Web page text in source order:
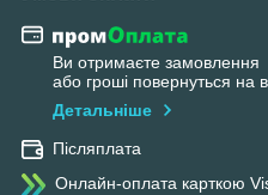
Ви отримаєте замовлення
або гроші повернуться на
Детальніше
Післяплата
Онлайн-оплата карткою